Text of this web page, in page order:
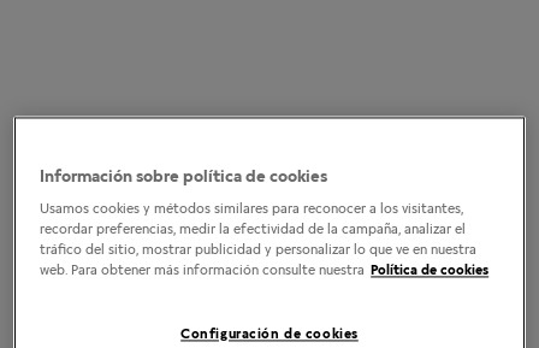
Información sobre política de cookies
Usamos cookies y métodos similares para reconocer a los visitantes,
recordar preferencias, medir la efectividad de la campaña, analizar el
tráfico del sitio, mostrar publicidad y personalizar lo que ve en nuestra
web. Para obtener más información consulte nuestra Política de cookies
Configuración de cookies